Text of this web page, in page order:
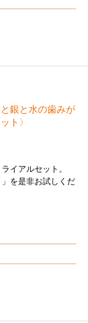
銀と⽔の⻭みが
ト〉
イアルセット。
」を是非お試しくだ